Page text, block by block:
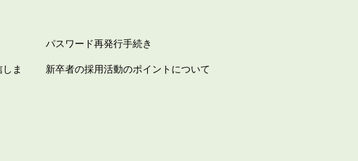
パスワード再発行手続き
ま
新卒者の採用活動のポイントについて